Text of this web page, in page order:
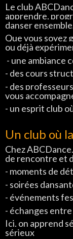
Le club
apprendre,
danser
Que vous soyez
ou déjà
- une ambiance
- des cours
- des
vous
- un esprit club
Un club où
Chez
de rencontre et
- moments de
- soirées
- événements
- échanges
Ici, on apprend
sérieux